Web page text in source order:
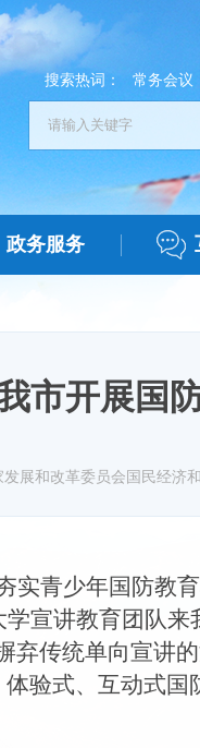
搜索热词： 常务会议
政务服务
市开展国
发展和改革委员会国民经济
实青少年国防教
宣讲教育团队
传统单向宣讲
验式、互动式